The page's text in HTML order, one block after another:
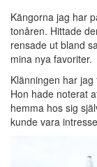
Kängorna jag har
tonåren. Hittade
rensade ut bland
mina nya favoriter.
Klänningen har
Hon hade noterat
hemma hos sig
kunde vara